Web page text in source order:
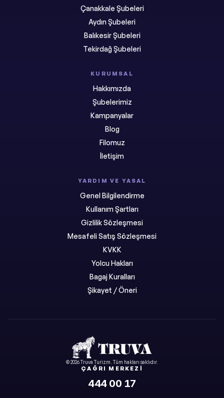
Çanakkale Şubeleri
Aydın Şubeleri
Balıkesir Şubeleri
Tekirdağ Şubeleri
KURUMSAL
Hakkımızda
Şubelerimiz
Kampanyalar
Blog
Filomuz
İletişim
YARDIM VE YASAL
Genel Bilgilendirme
Kullanım Şartları
Gizlilik Sözleşmesi
Mesafeli Satış Sözleşmesi
KVKK
Yolcu Hakları
Bagaj Kuralları
Şikayet / Öneri
©2026Truva Turizm . Tüm hakları saklıdır.
ÇAĞRI MERKEZI
444 00 17